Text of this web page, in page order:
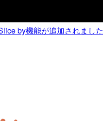
by機能が追加されました